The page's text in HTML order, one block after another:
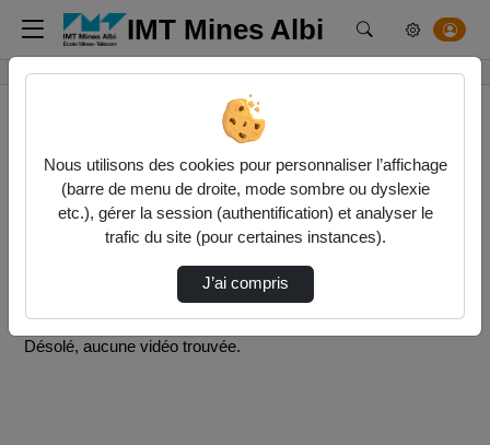
IMT Mines Albi Rechercher un
Accueil Vidéos
0 vidéo trouvée
Désolé, aucune vidéo trouvée.
Nous utilisons des cookies pour personnaliser l’affichage
(barre de menu de droite, mode sombre ou dyslexie
etc.), gérer la session (authentification) et analyser le
trafic du site (pour certaines instances).
J’ai compris